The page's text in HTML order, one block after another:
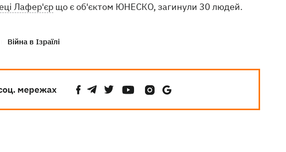
Лафер'єр що є об'єктом ЮНЕСКО, загинули 30 людей.
Війна в Ізраїлі
мережах